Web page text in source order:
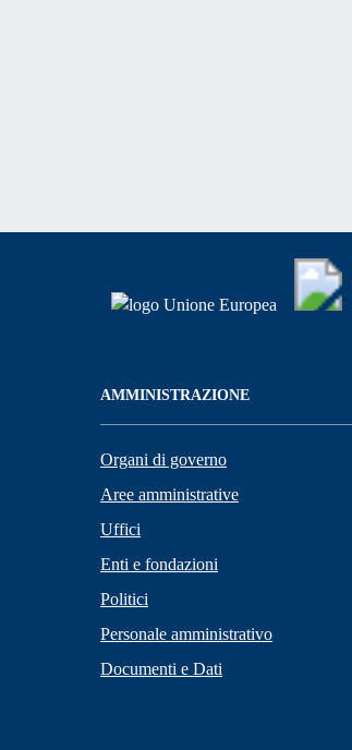
AMMINISTRAZIONE
Organi di governo
Aree amministrative
Uffici
Enti e fondazioni
Politici
Personale amministrativo
Documenti e Dati